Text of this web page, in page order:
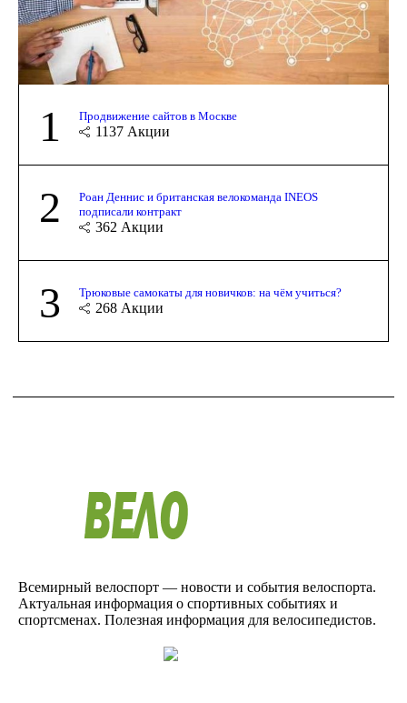
1 Продвижение сайтов в Москве
1137 Акции
2
Роан Деннис и британская велокоманда INEOS
подписали контракт
362 Акции
3 Трюковые самокаты для новичков: на чём учиться?
268 Акции
Всемирный велоспорт — новости и события велоспорта.
Актуальная информация о спортивных событиях и
спортсменах. Полезная информация для велосипедистов.